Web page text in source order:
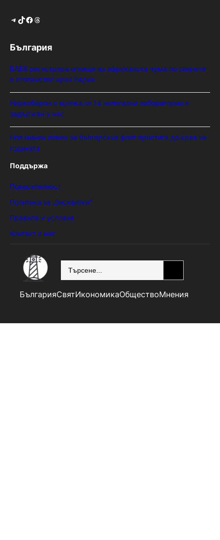
Telegram TikTok Facebook Threads
България
БАБХ регистрира огнище на африканска чума по свинете
в стопанство край Варна
Наркобарон с мрежа от 14 нелегални лаборатории е
задържан у нас
Нов минен ловец за българския флот пристига до края на
годината
Поддържа
Поверителност
Политика за „бисквитки“
Правила и условия
Контакт с нас
БългарияСвятИкономикаОбществоМнения